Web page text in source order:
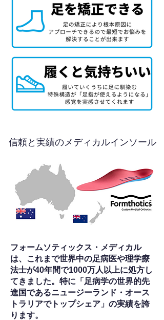
信頼と実績のメディカルインソール
フォームソティックス・メディカル
は、これまで世界中の足病医や理学療
法士が40年間で1000万人以上に処方し
てきました。特に「足病学の世界的先
進国であるニュージーランド・オース
トラリアでトップシェア」の実績を誇
ります。